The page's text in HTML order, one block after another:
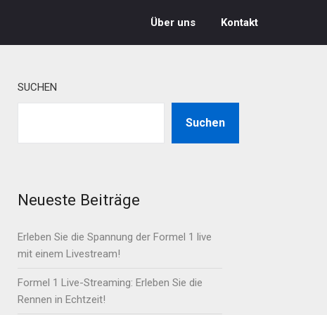
Über uns Kontakt
SUCHEN
Suchen
Neueste Beiträge
Erleben Sie die Spannung der Formel 1 live
mit einem Livestream!
Formel 1 Live-Streaming: Erleben Sie die
Rennen in Echtzeit!